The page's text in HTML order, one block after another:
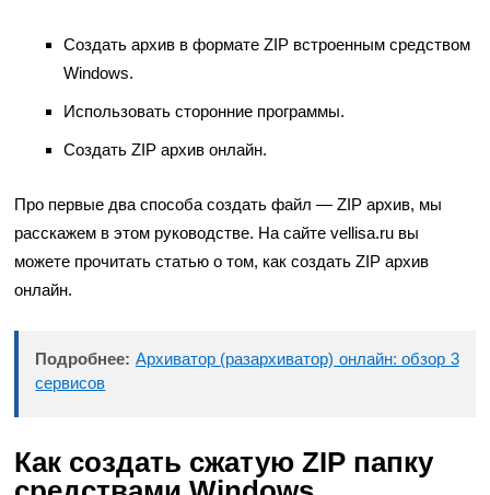
Создать архив в формате ZIP встроенным средством
Windows.
Использовать сторонние программы.
Создать ZIP архив онлайн.
Про первые два способа создать файл — ZIP архив, мы
расскажем в этом руководстве. На сайте vellisa.ru вы
можете прочитать статью о том, как создать ZIP архив
онлайн.
Подробнее: Архиватор (разархиватор) онлайн: обзор 3
сервисов
Как создать сжатую ZIP папку